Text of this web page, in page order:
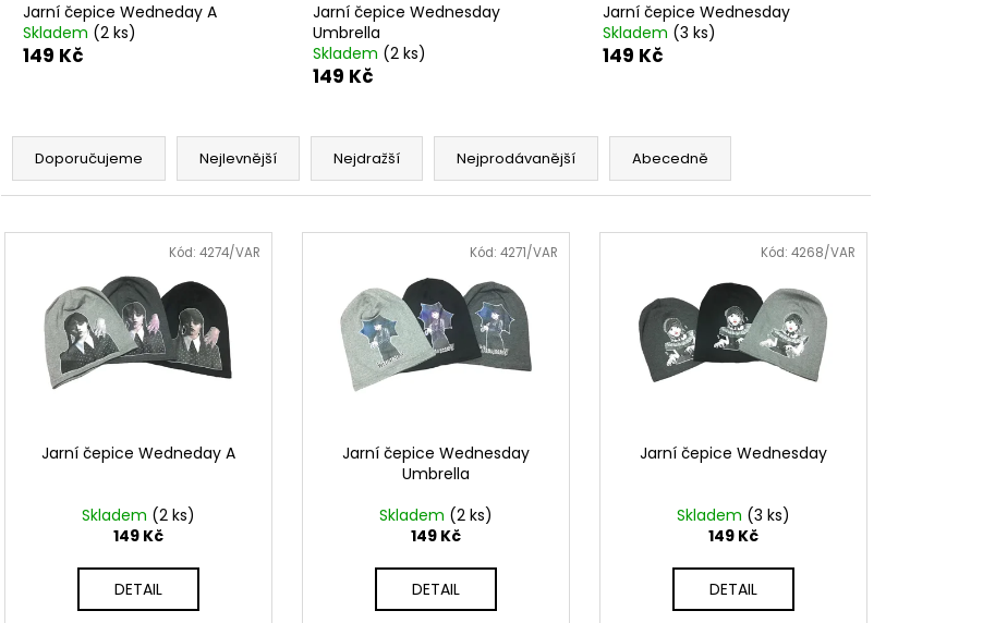
Jarní čepice Wedneday A
Skladem (2 ks)
149 Kč
Jarní čepice Wednesday
Umbrella
Skladem (2 ks)
149 Kč
Jarní čepice Wednesday
Skladem (3 ks)
149 Kč
Ř
z
Doporučujeme Nejlevnější Nejdražší Nejprodávanější Abecedně
V
Jarní čepice Wedneday A
Skladem (2 ks)
149 Kč
DETAIL
Kód:4274/VAR
Jarní čepice Wednesday
Umbrella
Skladem (2 ks)
149 Kč
DETAIL
Kód: 4271/VAR
Jarní čepice Wednesday
Skladem (3 ks)
149 Kč
DETAIL
Kód: 4268/VAR
Doporučujeme
793 GR
249 Kč